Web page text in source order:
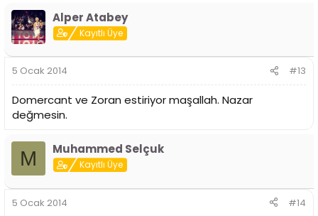
Alper Atabey
Kayıtlı Üye
5 Ocak 2014 #13
Domercant ve Zoran estiriyor maşallah. Nazar
değmesin.
M Muhammed Selçuk
Kayıtlı Üye
5 Ocak 2014 #14